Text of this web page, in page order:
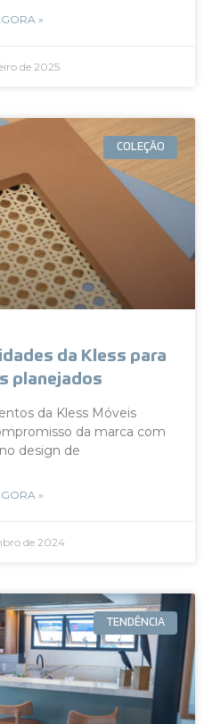
»
de 2025
COLEÇÃO
da Kless para
planejados
da Kless Móveis
da marca com
design de
»
de 2024
TENDÊNCIA